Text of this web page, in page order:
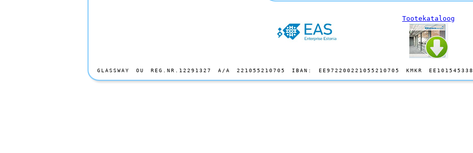
Tootekataloog
GLASSWAY OU REG.NR.12291327 A/A 221055210705 IBAN: EE972200221055210705 KMKR EE101545338